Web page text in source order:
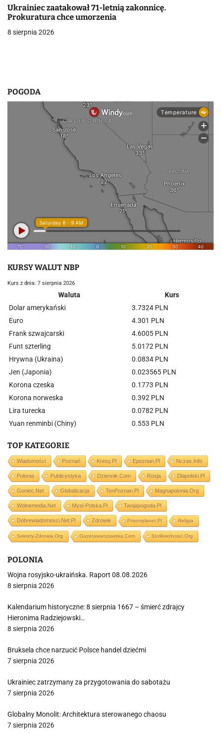
i
s
Ukrainiec zaatakował 71-letnią zakonnicę.
Prokuratura chce umorzenia
8 sierpnia 2026
POGODA
KURSY WALUT NBP
Kurs z dnia: 7 sierpnia 2026
Waluta
Kurs
Dolar amerykański
3.7324 PLN
Euro
4.301 PLN
Frank szwajcarski
4.6005 PLN
Funt szterling
5.0172 PLN
Hrywna (Ukraina)
0.0834 PLN
Jen (Japonia)
0.023565 PLN
Korona czeska
0.1773 PLN
Korona norweska
0.392 PLN
Lira turecka
0.0782 PLN
Yuan renminbi (Chiny)
0.553 PLN
TOP KATEGORIE
Wiadomości Poznań Kresy.pl Epoznan.pl Nczas.info
Polonia Publicystyka Dziennik.com Rosja Dlapolski.pl
Goniec.net Globalizacja TenPoznan.pl Magnapolonia.org
Wolnemedia.net Mysl-Polska.pl Twojapogoda.pl
Dobrewiadomosci.net.pl Zdrowie Prisonplanet.pl Religia
Sekrety-Zdrowia.org Gazetawarszawska.com Stolikwolnosci.org
POLONIA
Wojna rosyjsko-ukraińska. Raport 08.08.2026
8 sierpnia 2026
Kalendarium historyczne: 8 sierpnia 1667 – śmierć zdrajcy
Hieronima Radziejowski…
8 sierpnia 2026
Bruksela chce narzucić Polsce handel dziećmi
7 sierpnia 2026
Ukrainiec zatrzymany za przygotowania do sabotażu
7 sierpnia 2026
Globalny Monolit: Architektura sterowanego chaosu
7 sierpnia 2026